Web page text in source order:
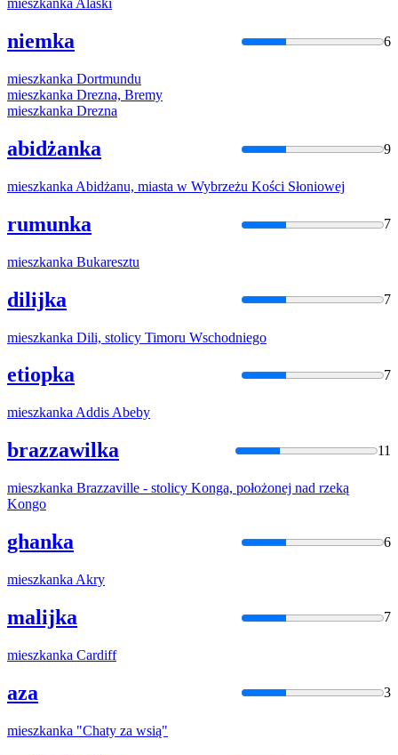
mieszkanka Alaski
niemka 6
mieszkanka Dortmundu
mieszkanka Drezna, Bremy
mieszkanka Drezna
abidżanka 9
mieszkanka Abidżanu, miasta w Wybrzeżu Kości Słoniowej
rumunka 7
mieszkanka Bukaresztu
dilijka 7
mieszkanka Dili, stolicy Timoru Wschodniego
etiopka 7
mieszkanka Addis Abeby
brazzawilka 11
mieszkanka Brazzaville - stolicy Konga, położonej nad rzeką
Kongo
ghanka 6
mieszkanka Akry
malijka 7
mieszkanka Cardiff
aza 3
mieszkanka "Chaty za wsią"